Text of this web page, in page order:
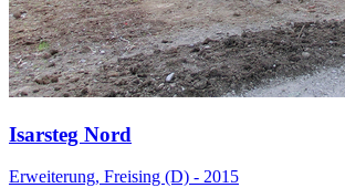
Isarsteg Nord
Erweiterung, Freising (D) - 2015